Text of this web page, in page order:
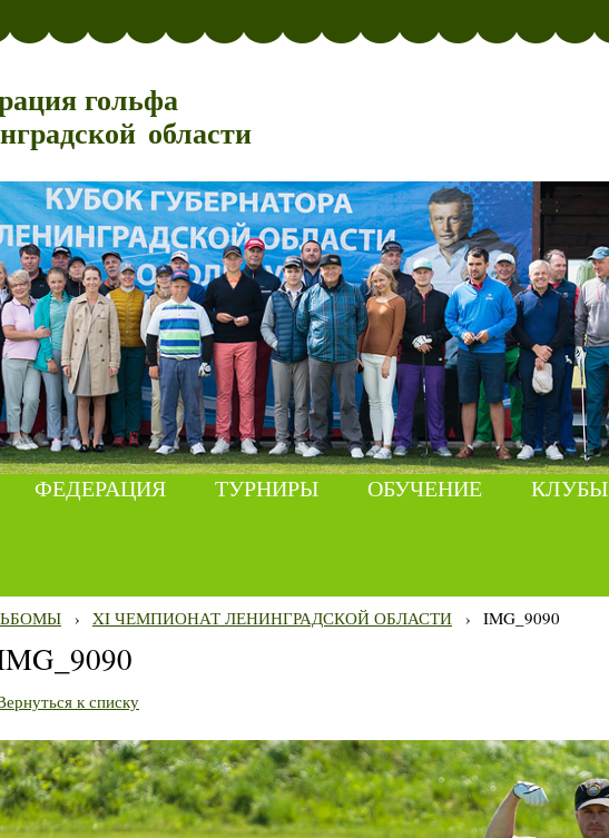
гольфа
области
ФЕДЕРАЦИЯ ТУРНИРЫ ОБУЧЕНИЕ КЛУБЫ
› XI ЧЕМПИОНАТ ЛЕНИНГРАДСКОЙ ОБЛАСТИ › IMG_9090
к списку